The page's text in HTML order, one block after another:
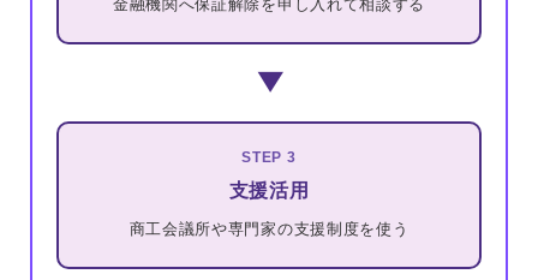
金融機関へ保証解除を申し入れて相談する
▶
STEP 3
支援活用
商工会議所や専門家の支援制度を使う